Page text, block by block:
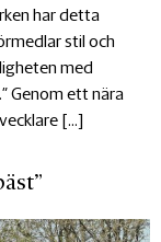
har detta
stil och
med
Genom ett nära
[…]